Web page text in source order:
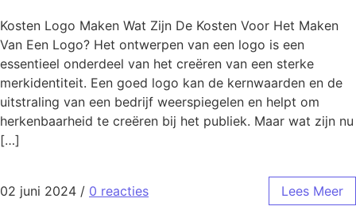
Kosten Logo Maken Wat Zijn De Kosten Voor Het Maken
Van Een Logo? Het ontwerpen van een logo is een
essentieel onderdeel van het creëren van een sterke
merkidentiteit. Een goed logo kan de kernwaarden en de
uitstraling van een bedrijf weerspiegelen en helpt om
herkenbaarheid te creëren bij het publiek. Maar wat zijn nu
[…]
02 juni 2024 / 0 reacties Lees Meer